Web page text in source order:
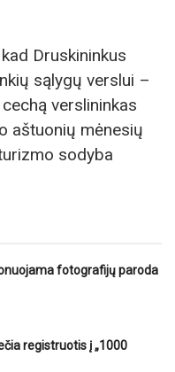
Druskininkus
sąlygų verslui –
verslininkas
aštuonių mėnesių
sodyba
fotografijų paroda
registruotis į „1000